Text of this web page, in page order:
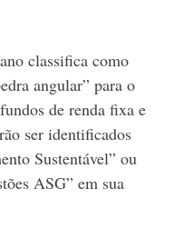
classifica como
angular” para o
de renda fixa e
ser identificados
Sustentável” ou
ASG” em sua